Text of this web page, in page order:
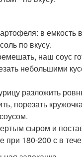
в
по вкусу.
наш соус
небольшими
разложить
порезать
сыром и
при 180-200 с в